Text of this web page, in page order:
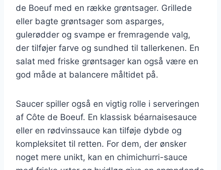
de Boeuf med en række grøntsager. Grillede
eller bagte grøntsager som asparges,
gulerødder og svampe er fremragende valg,
der tilføjer farve og sundhed til tallerkenen. En
salat med friske grøntsager kan også være en
god måde at balancere måltidet på.
Saucer spiller også en vigtig rolle i serveringen
af Côte de Boeuf. En klassisk béarnaisesauce
eller en rødvinssauce kan tilføje dybde og
kompleksitet til retten. For dem, der ønsker
noget mere unikt, kan en chimichurri-sauce